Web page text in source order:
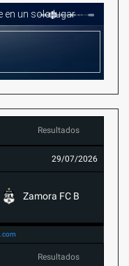
Resultados
29/07/2026
Zamora FC B
Resultados